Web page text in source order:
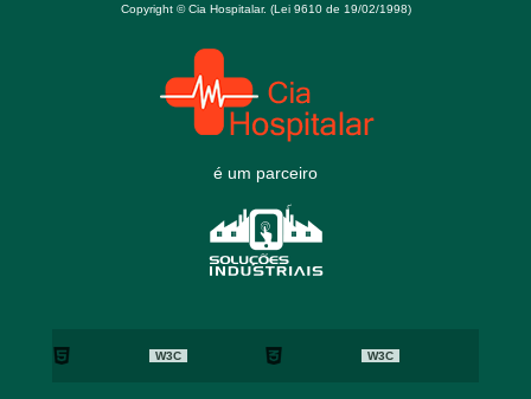
Copyright © Cia Hospitalar. (Lei 9610 de 19/02/1998)
é um parceiro
W3C W3C